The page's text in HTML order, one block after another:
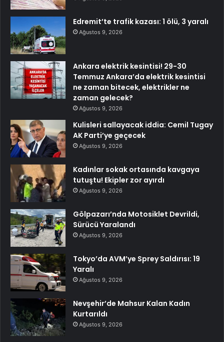
Edremit’te trafik kazası: 1 ölü, 3 yaralı
Ağustos 9, 2026
Ankara elektrik kesintisi! 29-30
Temmuz Ankara’da elektrik kesintisi
ne zaman bitecek, elektrikler ne
zaman gelecek?
Ağustos 9, 2026
Kulisleri sallayacak iddia: Cemil Tugay
AK Parti’ye geçecek
Ağustos 9, 2026
Kadınlar sokak ortasında kavgaya
tutuştu! Ekipler zor ayırdı
Ağustos 9, 2026
Gölpazarı’nda Motosiklet Devrildi,
Sürücü Yaralandı
Ağustos 9, 2026
Tokyo’da AVM’ye Sprey Saldırısı: 19
Yaralı
Ağustos 9, 2026
Nevşehir’de Mahsur Kalan Kadın
Kurtarıldı
Ağustos 9, 2026